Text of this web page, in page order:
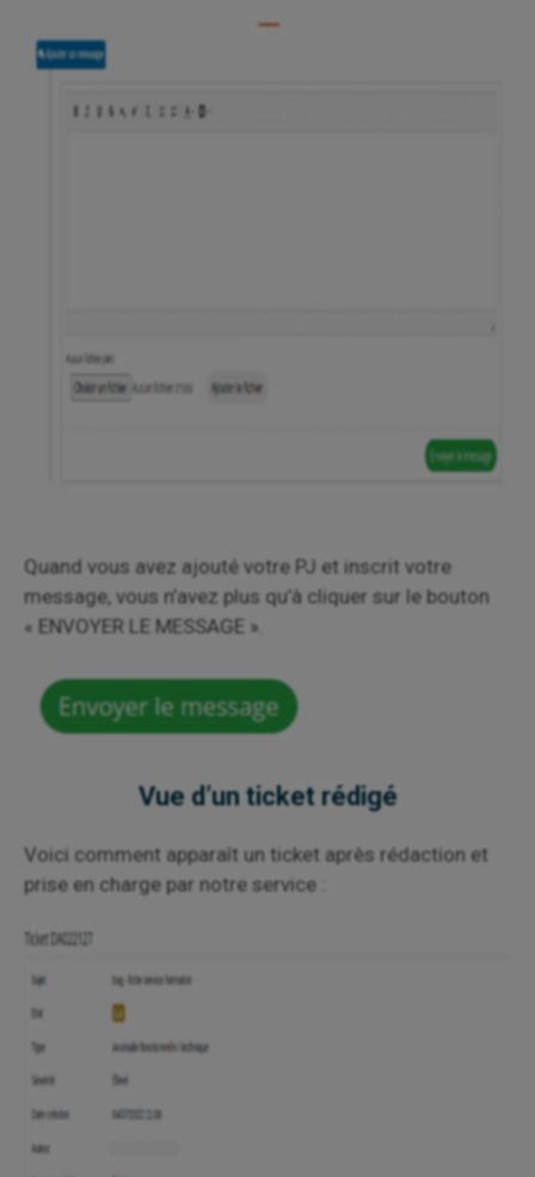
Quand vous avez ajouté votre PJ et inscrit votre
message, vous n’avez plus qu’à cliquer sur le bouton
« ENVOYER LE MESSAGE ».
Vue d’un ticket rédigé
Voici comment apparaît un ticket après rédaction et
prise en charge par notre service :